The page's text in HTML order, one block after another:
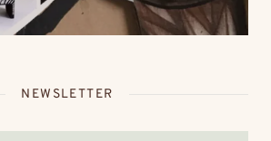
Marine
NEWSLETTER